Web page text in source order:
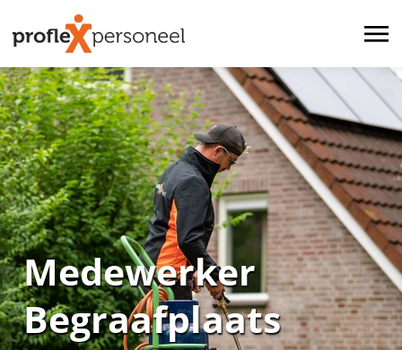
Medewerker
Begraafplaats